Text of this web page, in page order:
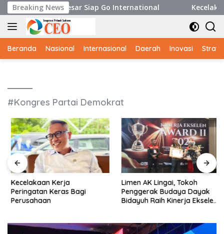
Langsung
ke
konten
Breaking News
Potensi Besar Siap Go International Kecelakaan
Beranda Nasional Internasional Daerah Inovasi
#Kongres Partai Demokrat
Kecelakaan Kerja
Peringatan Keras Bagi
Perusahaan
Limen AK Lingai, Tokoh
Penggerak Budaya Dayak
Bidayuh Raih Kinerja Ekselen